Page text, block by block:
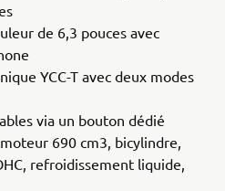
de 6,3 pouces avec
YCC-T avec deux modes
via un bouton dédié
690 cm3, bicylindre,
refroidissement liquide,